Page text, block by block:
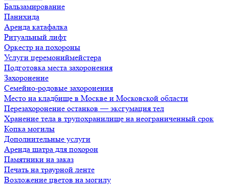
Бальзамирование
Панихида
Аренда катафалка
Ритуальный лифт
Оркестр на похороны
Услуги церемониймейстера
Подготовка места захоронения
Захоронение
Семейно-родовые захоронения
Место на кладбище в Москве и Московской области
Перезахоронение останков — эксгумация тел
Хранение тела в трупохранилище на неограниченный срок
Копка могилы
Дополнительные услуги
Аренда шатра для похорон
Памятники на заказ
Печать на траурной ленте
Возложение цветов на могилу